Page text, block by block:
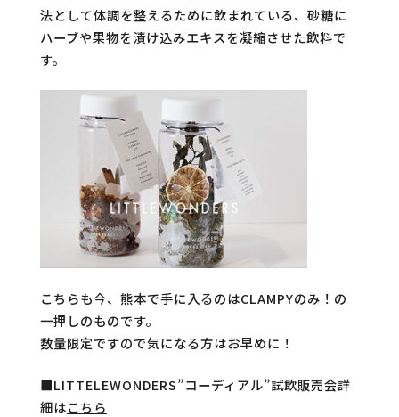
法として体調を整えるために飲まれている、砂糖に
ハーブや果物を漬け込みエキスを凝縮させた飲料で
す。
こちらも今、熊本で手に入るのはCLAMPYのみ！の
一押しのものです。
数量限定ですので気になる方はお早めに！
■LITTELEWONDERS”コーディアル”試飲販売会詳
細はこちら